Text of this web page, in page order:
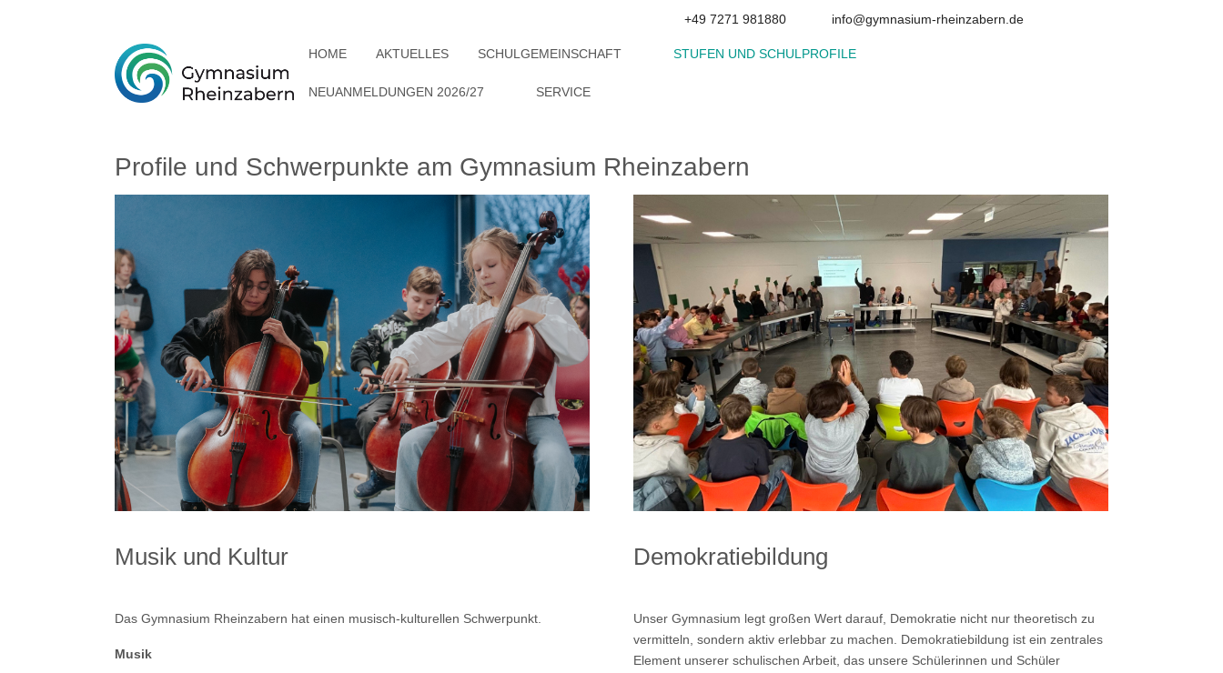
+49 7271 981880 info@gymnasium-rheinzabern.de
HOME AKTUELLES SCHULGEMEINSCHAFT STUFEN UND SCHULPROFILE
NEUANMELDUNGEN 2026/27 SERVICE
Profile und Schwerpunkte am Gymnasium Rheinzabern
Musik und Kultur
Das Gymnasium Rheinzabern hat einen musisch-kulturellen Schwerpunkt.
Musik
Demokratiebildung
Unser Gymnasium legt großen Wert darauf, Demokratie nicht nur theoretisch zu
vermitteln, sondern aktiv erlebbar zu machen. Demokratiebildung ist ein zentrales
Element unserer schulischen Arbeit, das unsere Schülerinnen und Schüler